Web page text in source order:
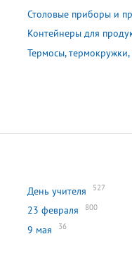
Столовые приборы и
Контейнеры для
Термосы,
День учителя 527
23 февраля 800
9 мая 36